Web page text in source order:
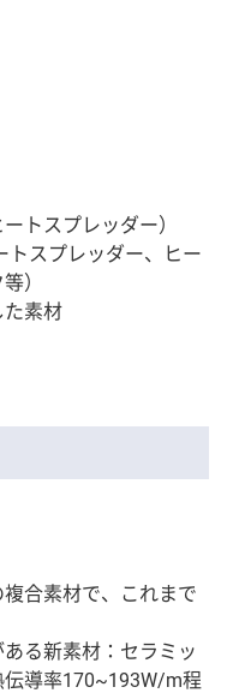
トスプレッダー）
トスプレッダー、ヒー
）
た素材
合素材で、これまで
る新素材：セラミッ
導率170~193W/m程